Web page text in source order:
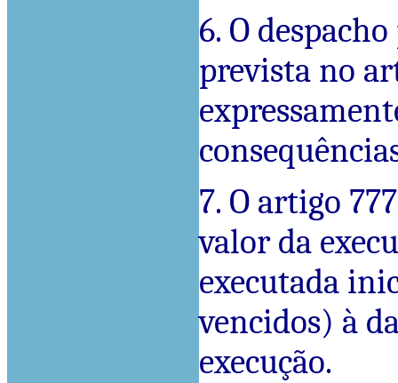
6. O
prevista no
7. O artigo
valor da
executada
vencidos) à
execução.